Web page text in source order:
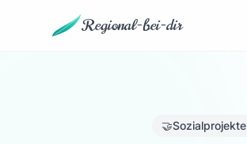
Regional-bei-dir
🤝Sozialprojekte